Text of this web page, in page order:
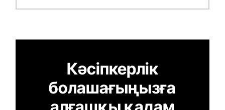
Кәсіпкерлік
болашағыңызға